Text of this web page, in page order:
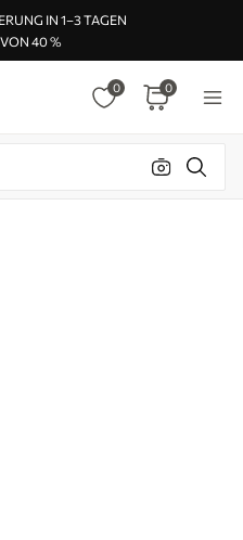
IN 1–3 TAGEN
40 %
0 0